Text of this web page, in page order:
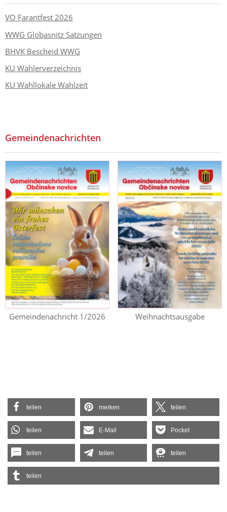
VO Farantfest 2026
WWG Globasnitz Satzungen
BHVK Bescheid WWG
KU Wählerverzeichnis
KU Wahllokale Wahlzeit
Gemeindenachrichten
Gemeindenachricht 1/2026 Weihnachtsausgabe
teilen merken teilen
teilen E-Mail Pocket
teilen teilen teilen
teilen